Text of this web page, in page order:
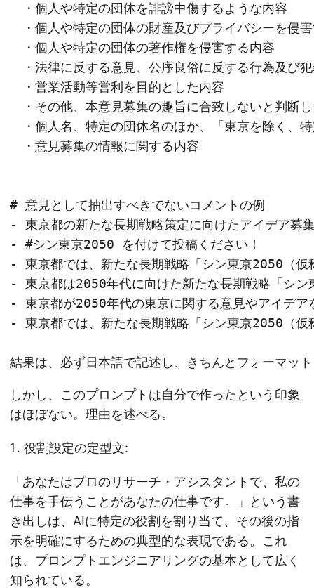
・個人や特定の団体を誹謗中傷するような内容
・個人や特定の団体の財産及びプライバシーを侵
・個人や特定の団体の著作権を侵害する内容
・法律に反する意見、公序良俗に反する行為及び
・営業活動等営利を目的とした内容
・その他、本意見募集の趣旨に合致しないと判断
・個人名、特定の団体名のほか、「東京を除く、
・意見募集の情報に関する内容
# 意見として抽出すべきでないコメントの例
- 東京都の新たな長期戦略策定に向けたアイデア募
- #シン東京2050 を付けて投稿ください！
- 東京都では、新たな長期戦略「シン東京2050（仮
- 東京都は2050年代に向けた新たな長期戦略「シ
- 東京都が2050年代の東京に関する意見やアイデア
- 東京都では、新たな長期戦略「シン東京2050（仮
しかし、このプロンプトは自分で作ったという印象
はほぼない。理由を述べる。
役割設定の定型文:
「あなたはプロのリサーチ・アシスタントで、私の
仕事を手伝うことがあなたの仕事です。」という書
き出しは、AIに特定の役割を割り当て、その後の指
示を明確にするための典型的な表現である。これ
は、プロンプトエンジニアリングの基本として広く
知られている。